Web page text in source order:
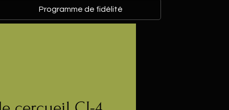
Programme de fidélité